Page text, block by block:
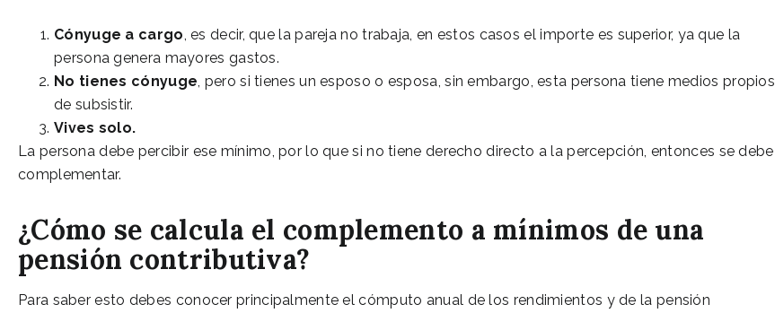
Cónyuge a cargo , es decir, que la pareja no trabaja, en estos casos el importe es superior, ya que la
persona genera mayores gastos.
No tienes cónyuge , pero si tienes un esposo o esposa, sin embargo, esta persona tiene medios propios
de subsistir.
Vives solo.
La persona debe percibir ese mínimo, por lo que si no tiene derecho directo a la percepción, entonces se debe
complementar.
¿Cómo se calcula el complemento a mínimos de una
pensión contributiva?
Para saber esto debes conocer principalmente el cómputo anual de los rendimientos y de la pensión